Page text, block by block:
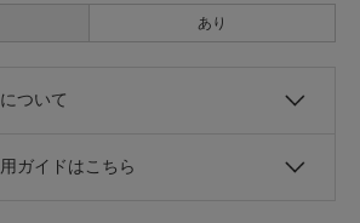
あり
ついて
ガイドはこちら